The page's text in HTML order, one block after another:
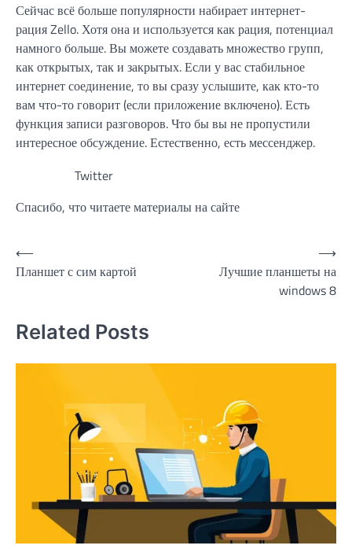
Сейчас всё больше популярности набирает интернет-
рация Zello. Хотя она и используется как рация, потенциал
намного больше. Вы можете создавать множество групп,
как открытых, так и закрытых. Если у вас стабильное
интернет соединение, то вы сразу услышите, как кто-то
вам что-то говорит (если приложение включено). Есть
функция записи разговоров. Что бы вы не пропустили
интересное обсуждение. Естественно, есть мессенджер.
Twitter
Спасибо, что читаете материалы на сайте
Навигация
по
⟵
Планшет с сим картой
Лучшие планшеты на
windows 8
⟶
Related Posts